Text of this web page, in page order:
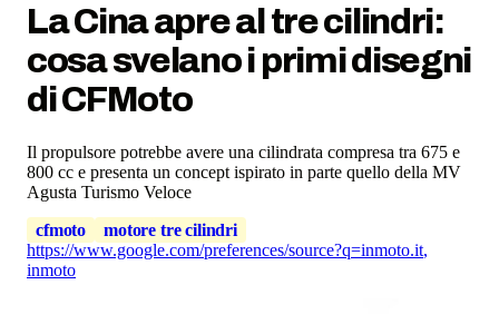
La Cina apre al tre cilindri:
cosa svelano i primi disegni
di CFMoto
Il propulsore potrebbe avere una cilindrata compresa tra 675 e
800 cc e presenta un concept ispirato in parte quello della MV
Agusta Turismo Veloce
cfmoto
motore tre cilindri
https://www.google.com/preferences/source?q=inmoto.it,
inmoto